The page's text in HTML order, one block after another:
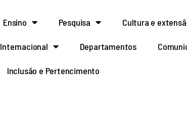
Ensino Pesquisa Cultura e
Internacional Departamentos
Inclusão e Pertencimento